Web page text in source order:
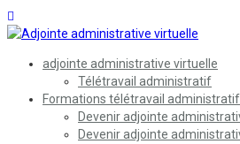
adjointe administrative virtuelle
Télétravail administratif
Formations télétravail administratif
Devenir adjointe
Devenir adjointe